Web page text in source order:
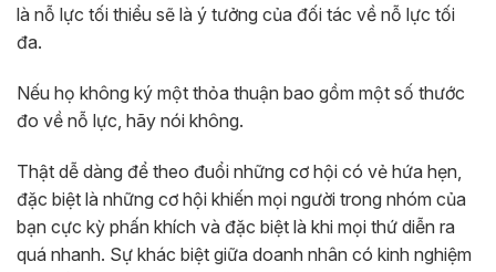
là nỗ lực tối thiểu sẽ là ý tưởng của đối tác về nỗ lực tối
đa.
Nếu họ không ký một thỏa thuận bao gồm một số thước
đo về nỗ lực, hãy nói không.
Thật dễ dàng để theo đuổi những cơ hội có vẻ hứa hẹn,
đặc biệt là những cơ hội khiến mọi người trong nhóm của
bạn cực kỳ phấn khích và đặc biệt là khi mọi thứ diễn ra
quá nhanh. Sự khác biệt giữa doanh nhân có kinh nghiệm